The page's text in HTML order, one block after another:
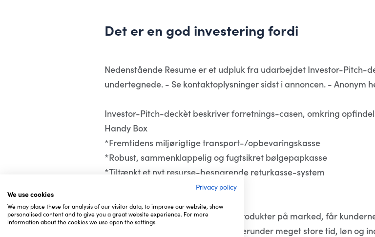
Det er en god investering fordi
Nedenstående Resume er et udpluk fra udarbejdet Investor-Pitch-
undertegnede. - Se kontaktoplysninger sidst i annoncen. - Anonym
Investor-Pitch-deckèt beskriver forretnings-casen, omkring
Handy Box
*Fremtidens miljørigtige transport-/opbevaringskasse
*Robust, sammenklappelig og fugtsikret bølgepapkasse
*Tiltænkt et nyt resurse-besparende returkasse-system
* Produkt: I forhold til tilsvarende produkter på marked, får
med mange/store kundefordele. Herunder meget store tid, løn og
Privacy policy
We use cookies
We may place these for analysis of our visitor data, to improve our website, show
personalised content and to give you a great website experience. For more
information about the cookies we use open the settings.